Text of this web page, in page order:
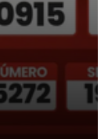
3.000,00